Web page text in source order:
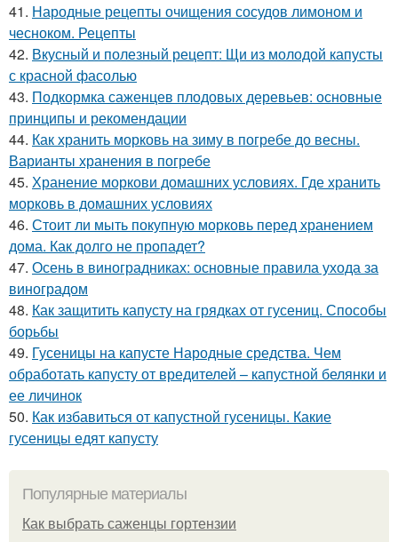
41. Народные рецепты очищения сосудов лимоном и
чесноком. Рецепты
42. Вкусный и полезный рецепт: Щи из молодой капусты
с красной фасолью
43. Подкормка саженцев плодовых деревьев: основные
принципы и рекомендации
44. Как хранить морковь на зиму в погребе до весны.
Варианты хранения в погребе
45. Хранение моркови домашних условиях. Где хранить
морковь в домашних условиях
46. Стоит ли мыть покупную морковь перед хранением
дома. Как долго не пропадет?
47. Осень в виноградниках: основные правила ухода за
виноградом
48. Как защитить капусту на грядках от гусениц. Способы
борьбы
49. Гусеницы на капусте Народные средства. Чем
обработать капусту от вредителей – капустной белянки и
ее личинок
50. Как избавиться от капустной гусеницы. Какие
гусеницы едят капусту
Популярные материалы
Как выбрать саженцы гортензии